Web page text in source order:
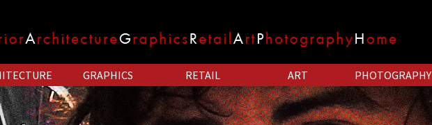
GRAPHICS RETAIL ART PHOTOGRAPHY